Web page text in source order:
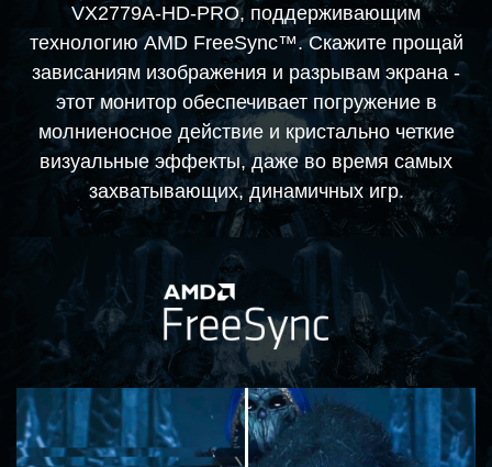
VX2779A-HD-PRO, поддерживающим
технологию AMD FreeSync™. Скажите прощай
зависаниям изображения и разрывам экрана -
этот монитор обеспечивает погружение в
молниеносное действие и кристально четкие
визуальные эффекты, даже во время самых
захватывающих, динамичных игр.